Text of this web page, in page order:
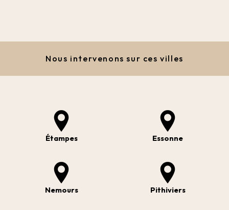
Nous intervenons sur ces villes
Étampes Essonne
Nemours Pithiviers